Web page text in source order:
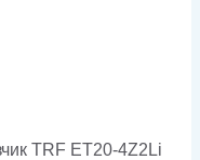
TRF ET20-4Z2Li